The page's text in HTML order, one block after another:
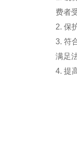
费者
2. 保
3. 符
满足
4. 提